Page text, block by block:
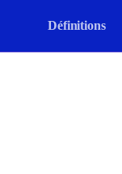
Définitions